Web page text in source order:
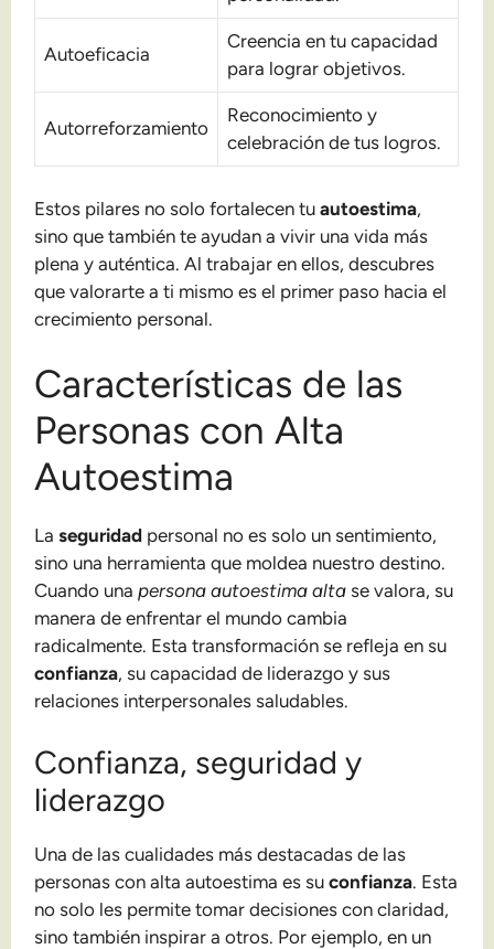
Autoeficacia
Creencia en tu capacidad
para lograr objetivos.
Autorreforzamiento
Reconocimiento y
celebración de tus logros.
Estos pilares no solo fortalecen tuautoestima,
sino que también te ayudan a vivir una vida más
plena y auténtica. Al trabajar en ellos, descubres
que valorarte a ti mismo es el primer paso hacia el
crecimiento personal.
Características de las
Personas con Alta
Autoestima
Laseguridad personal no es solo un sentimiento,
sino una herramienta que moldea nuestro destino.
Cuando unapersona autoestima alta se valora, su
manera de enfrentar el mundo cambia
radicalmente. Esta transformación se refleja en su
confianza, su capacidad de liderazgo y sus
relaciones interpersonales saludables.
Confianza, seguridad y
liderazgo
Una de las cualidades más destacadas de las
personas con alta autoestima es suconfianza. Esta
no solo les permite tomar decisiones con claridad,
sino también inspirar a otros. Por ejemplo, en un